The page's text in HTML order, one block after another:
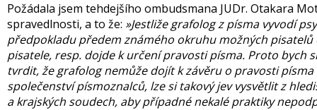
Požádala jsem tehdejšího ombudsmana JUDr. Otakara
spravedlnosti, a to že: »Jestliže grafolog z písma vyvodí
předpokladu předem známého okruhu možných
pisatele, resp. dojde k určení pravosti písma. Proto
tvrdit, že grafolog nemůže dojít k závěru o pravosti
společenství písmoznalců, lze si takový jev vysvětlit z
a krajských soudech, aby případné nekalé praktiky